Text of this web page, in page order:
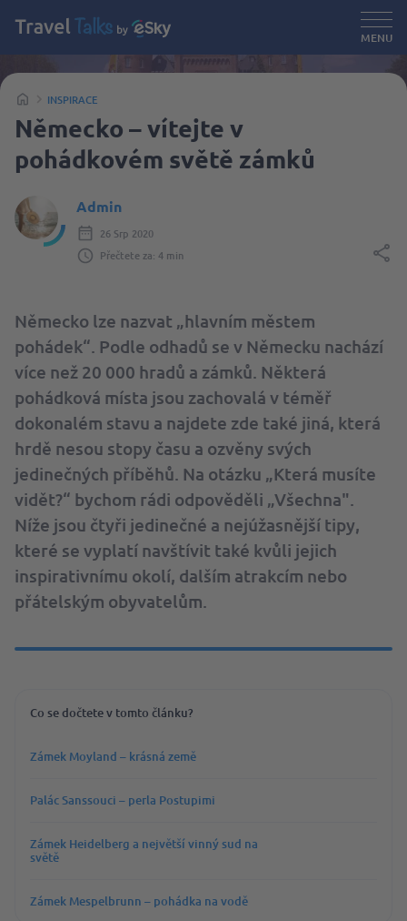
MENU
INSPIRACE
Německo – vítejte v
pohádkovém světě zámků
Admin
26 Srp 2020
Přečtete za: 4 min
Německo lze nazvat „hlavním městem
pohádek“. Podle odhadů se v Německu nachází
více než 20 000 hradů a zámků. Některá
pohádková místa jsou zachovalá v téměř
dokonalém stavu a najdete zde také jiná, která
hrdě nesou stopy času a ozvěny svých
jedinečných příběhů. Na otázku „Která musíte
vidět?“ bychom rádi odpověděli „Všechna".
Níže jsou čtyři jedinečné a nejúžasnější tipy,
které se vyplatí navštívit také kvůli jejich
inspirativnímu okolí, dalším atrakcím nebo
přátelským obyvatelům.
Co se dočtete v tomto článku?
Zámek Moyland – krásná země
Palác Sanssouci – perla Postupimi
Zámek Heidelberg a největší vinný sud na
světě
Zámek Mespelbrunn – pohádka na vodě